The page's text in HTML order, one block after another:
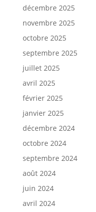
décembre 2025
novembre 2025
octobre 2025
septembre 2025
juillet 2025
avril 2025
février 2025
janvier 2025
décembre 2024
octobre 2024
septembre 2024
août 2024
juin 2024
avril 2024